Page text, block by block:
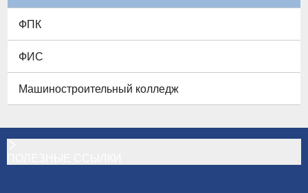
ФПК
ФИС
Машиностроительный колледж